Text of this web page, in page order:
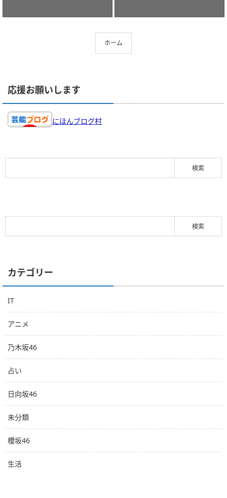
ホーム
応援お願いします
にほんブログ村
カテゴリー
IT
アニメ
乃木坂46
占い
日向坂46
未分類
櫻坂46
生活